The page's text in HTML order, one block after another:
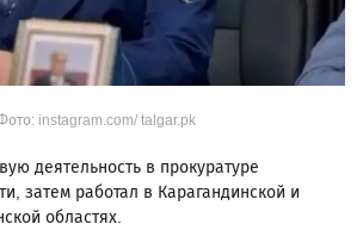
instagram.com/ talgar.pk
деятельность в прокуратуре
затем работал в Карагандинской и
областях.